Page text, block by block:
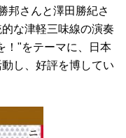
邦さんと澤田勝紀さ
な津軽三味線の演奏
！"をテーマに、日本
し、好評を博してい